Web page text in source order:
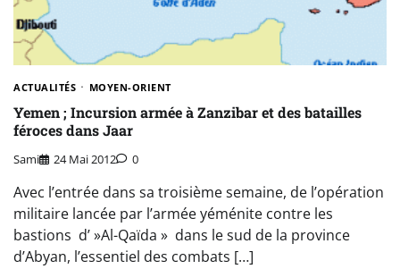
ACTUALITÉS MOYEN-ORIENT
Yemen ; Incursion armée à Zanzibar et des batailles
féroces dans Jaar
Sami 24 Mai 2012 0
Avec l’entrée dans sa troisième semaine, de l’opération
militaire lancée par l’armée yéménite contre les
bastions d’ »Al-Qaïda » dans le sud de la province
d’Abyan, l’essentiel des combats […]